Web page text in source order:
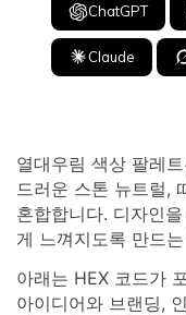
ChatGPT
Claude
열대우림 색상 팔레
드러운 스톤 뉴트럴,
혼합합니다. 디자인
게 느껴지도록 만드
아래는 HEX 코드가
아이디어와 브랜딩,